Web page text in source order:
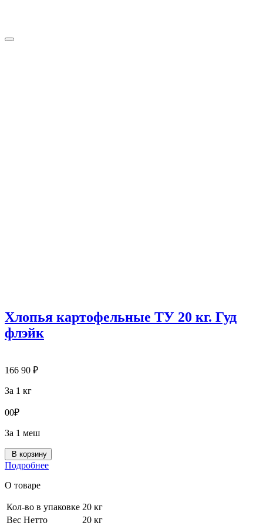
Хлопья картофельные ТУ 20 кг. Гуд
флэйк
166 90 ₽
За 1 кг
00₽
За 1 меш
В корзину
Подробнее
О товаре
Кол-во в упаковке 20 кг
Вес Нетто
20 кг